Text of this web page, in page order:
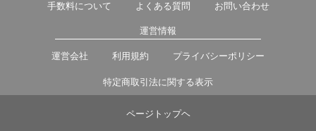
手数料について よくある質問 お問い合わせ
運営情報
運営会社 利用規約 プライバシーポリシー
特定商取引法に関する表示
ページトップヘ